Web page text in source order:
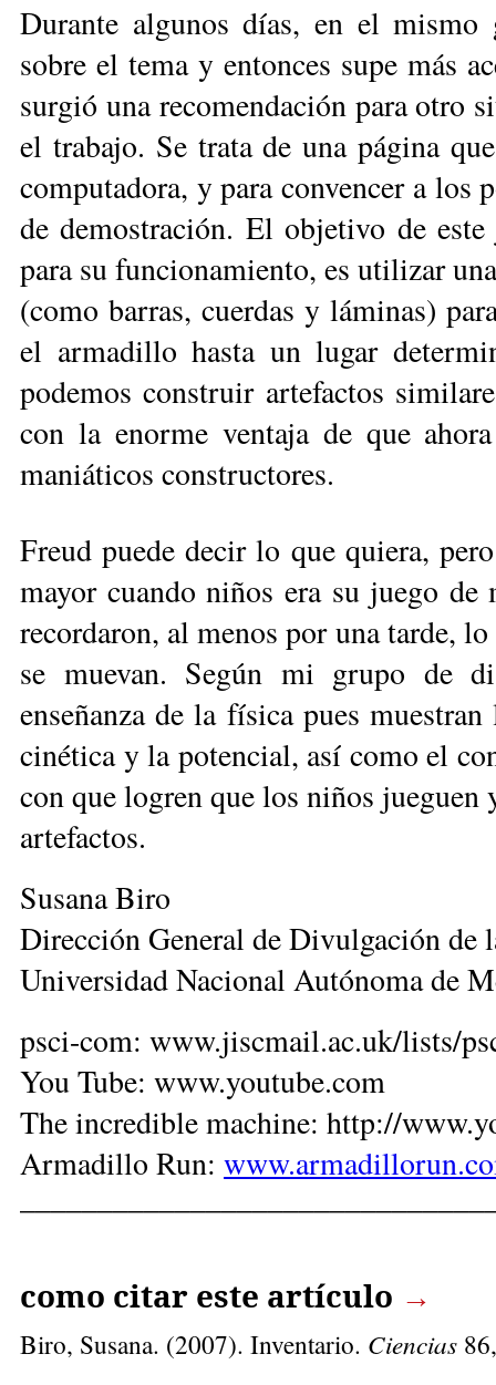
Durante algunos días, en el
sobre el tema y entonces supe más
surgió una recomendación para otro
el trabajo. Se trata de una página
computadora, y para convencer a los
de demostración. El objetivo de
para su funcionamiento, es utilizar
(como barras, cuerdas y láminas)
el armadillo hasta un lugar
podemos construir artefactos
con la enorme ventaja de que
maniáticos constructores.
Freud puede decir lo que quiera,
mayor cuando niños era su juego de
recordaron, al menos por una tarde,
se muevan. Según mi grupo de
enseñanza de la física pues
cinética y la potencial, así como el
con que logren que los niños jueguen
artefactos.
Susana Biro
Dirección General de Divulgación de
Universidad Nacional Autónoma de
psci-com: www.jiscmail.ac.uk/lists/
You Tube: www.youtube.com
The incredible machine: http://
Armadillo Run:
como citar este artículo →
Biro, Susana. (2007). Inventario. Ciencias